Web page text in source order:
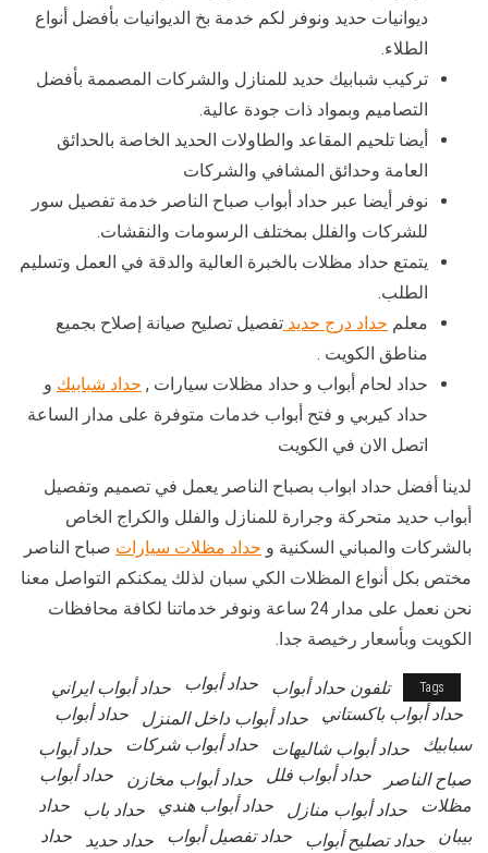
ديوانيات حديد ونوفر لكم خدمة بخ الديوانيات بأفضل أنواع
الطلاء.
تركيب شبابيك حديد للمنازل والشركات المصممة بأفضل
التصاميم وبمواد ذات جودة عالية.
أيضا تلحيم المقاعد والطاولات الحديد الخاصة بالحدائق
العامة وحدائق المشافي والشركات
نوفر أيضا عبر حداد أبواب صباح الناصر خدمة تفصيل سور
للشركات والفلل بمختلف الرسومات والنقشات.
يتمتع حداد مظلات بالخبرة العالية والدقة في العمل وتسليم
الطلب.
معلم حداد درج حديد تفصيل تصليح صيانة إصلاح بجميع
مناطق الكويت .
حداد لحام أبواب و حداد مظلات سيارات , حداد شبابيك و
حداد كيربي و فتح أبواب خدمات متوفرة على مدار الساعة
اتصل الان في الكويت
لدينا أفضل حداد ابواب بصباح الناصر يعمل في تصميم وتفصيل
أبواب حديد متحركة وجرارة للمنازل والفلل والكراج الخاص
بالشركات والمباني السكنية و حداد مظلات سيارات صباح الناصر
مختص بكل أنواع المظلات الكي سبان لذلك يمكنكم التواصل معنا
نحن نعمل على مدار 24 ساعة ونوفر خدماتنا لكافة محافظات
الكويت وبأسعار رخيصة جدا.
Tags تلفون حداد أبواب حداد أبواب
حداد أبواب ايراني
حداد أبواب باكستاني
حداد أبواب داخل المنزل
حداد أبواب
سبابيك
حداد أبواب شاليهات حداد أبواب شركات
حداد أبواب
صباح الناصر
حداد أبواب فلل حداد أبواب مخازن
حداد أبواب
مظلات
حداد أبواب منازل حداد أبواب هندي حداد باب
حداد
بيبان
حداد تصليح أبواب حداد تفصيل أبواب حداد حديد
حداد